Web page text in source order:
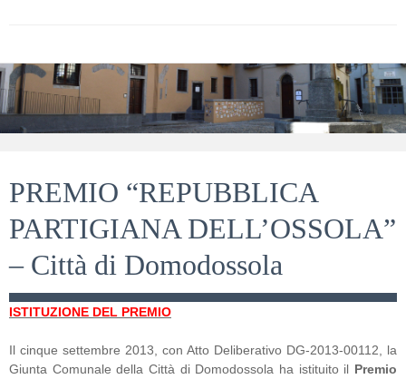
PREMIO “REPUBBLICA
PARTIGIANA DELL’OSSOLA”
– Città di Domodossola
ISTITUZIONE DEL PREMIO
Il cinque settembre 2013, con Atto Deliberativo DG-2013-00112, la
Giunta Comunale della Città di Domodossola ha istituito il Premio
Strumenti
Giunta Provvisoria di Governo
Collaboratori della Giunta
Attività/Eventi
Calendario
Immagini
Video